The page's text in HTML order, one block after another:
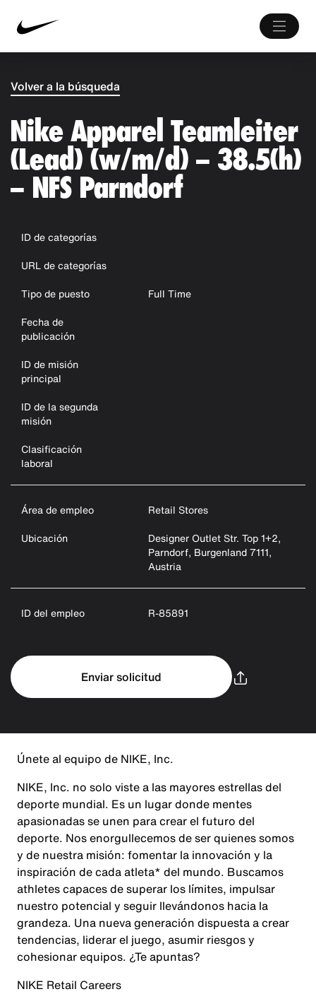
Volver a la búsqueda
Nike Apparel Teamleiter
(Lead) (w/m/d) – 38.5(h)
– NFS Parndorf
ID de categorías
URL de categorías
Tipo de puesto
Full Time
Fecha de
publicación
ID de misión
principal
ID de la segunda
misión
Clasificación
laboral
Área de empleo
Retail Stores
Ubicación
Designer Outlet Str. Top 1+2,
Parndorf, Burgenland 7111,
Austria
ID del empleo R-85891
Enviar solicitud
Únete al equipo de NIKE, Inc.
NIKE, Inc. no solo viste a las mayores estrellas del
deporte mundial. Es un lugar donde mentes
apasionadas se unen para crear el futuro del
deporte. Nos enorgullecemos de ser quienes somos
y de nuestra misión: fomentar la innovación y la
inspiración de cada atleta* del mundo. Buscamos
athletes capaces de superar los límites, impulsar
nuestro potencial y seguir llevándonos hacia la
grandeza. Una nueva generación dispuesta a crear
tendencias, liderar el juego, asumir riesgos y
cohesionar equipos. ¿Te apuntas?
NIKE Retail Careers